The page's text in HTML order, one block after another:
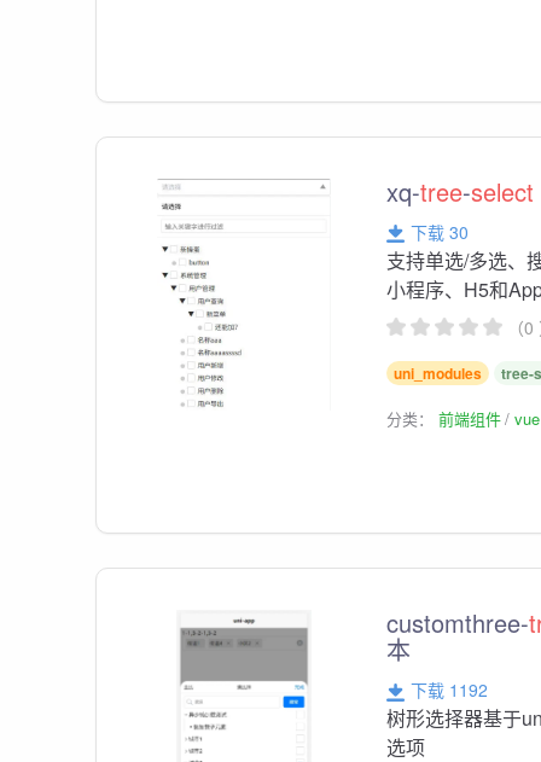
xq-tree-select
下载 30
支持单选/多选、
小程序、H5和
（
uni_modules tree-
分类：前端组件
customthree-
本
下载 1192
树形选择器基于
选项